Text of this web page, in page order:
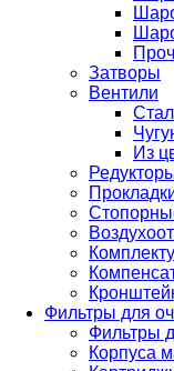
Затворы
Вентили
Из
Фильтры для
Фильтры
Корпуса